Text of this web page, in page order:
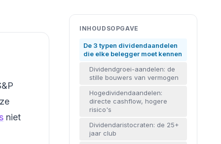
niet
INHOUDSOPGAVE
De 3 typen dividendaandelen
die elke belegger moet kennen
Dividendgroei-aandelen: de
stille bouwers van vermogen
Hogedividendaandelen:
directe cashflow, hogere
risico's
Dividendaristocraten: de 25+
jaar club